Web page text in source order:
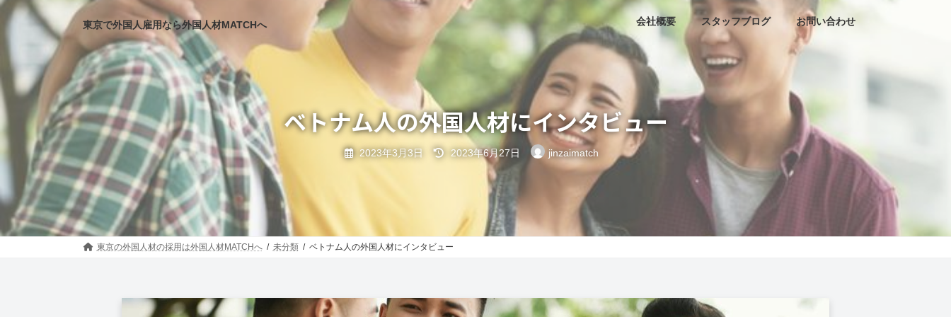
コ
ン
ツ
へ
ス
キ
プ
ナ
ビ
シ
ョ
ン
に
動
東京で外国人雇用なら外国人材MATCHへ 会社概要 スタッフブログ お問い合わせ
ベトナム人の外国人材にインタビュー
2023年3月3日
最
終
2023年6月27日 jinzaimatch
東京の外国人材の採用は外国人材MATCHへ 未分類 ベトナム人の外国人材にインタビュー